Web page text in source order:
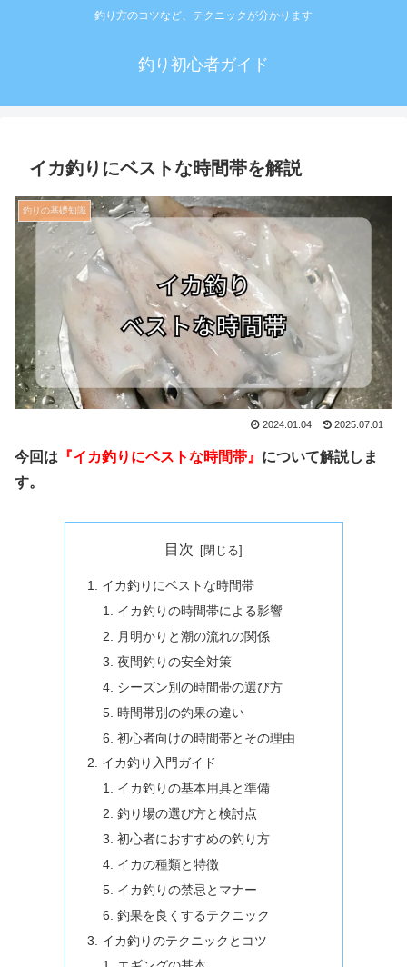
釣り方のコツなど、テクニックが分かります
釣り初心者ガイド
イカ釣りにベストな時間帯を解説
釣りの基礎知識
2024.01.04 2025.07.01
今回は 『イカ釣りにベストな時間帯』 について解説しま
す。
目次
イカ釣りにベストな時間帯
イカ釣りの時間帯による影響
月明かりと潮の流れの関係
夜間釣りの安全対策
シーズン別の時間帯の選び方
時間帯別の釣果の違い
初心者向けの時間帯とその理由
イカ釣り入門ガイド
イカ釣りの基本用具と準備
釣り場の選び方と検討点
初心者におすすめの釣り方
イカの種類と特徴
イカ釣りの禁忌とマナー
釣果を良くするテクニック
イカ釣りのテクニックとコツ